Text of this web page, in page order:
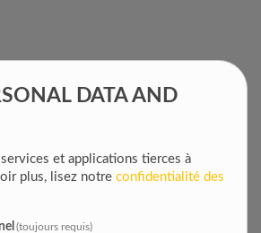
DATA AND
et applications tierces à
plus, lisez notre confidentialité des
(toujours requis)